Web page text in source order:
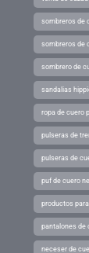
sombreros de
sombreros de
sombrero de
sandalias
ropa de cuero
pulseras de
pulseras de
puf de cuero
productos
pantalones de
neceser de